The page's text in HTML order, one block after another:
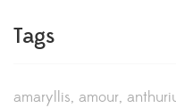
Tags
amaryllis amour